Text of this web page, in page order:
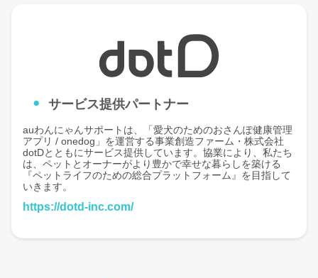
サービス提供パートナー
auわんにゃんサポートは、「愛犬のためのおさんぽ健康管理
アプリ / onedog」を運営する事業創造ファーム・株式会社
dotDとともにサービス提供しています。協業により、私たち
は、ペットとオーナーがより豊かで幸せな暮らしを築ける
『ペットライフのための総合プラットフォーム』を目指して
いきます。
https://dotd-inc.com/